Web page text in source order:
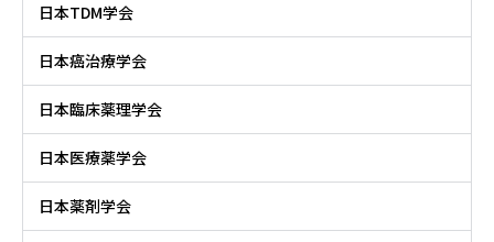
日本TDM学会
日本癌治療学会
日本臨床薬理学会
日本医療薬学会
日本薬剤学会